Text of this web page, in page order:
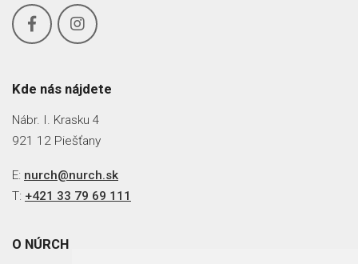
Kde nás nájdete
Nábr. I. Krasku 4
921 12 Piešťany
E: nurch@nurch.sk
T: +421 33 79 69 111
O NÚRCH